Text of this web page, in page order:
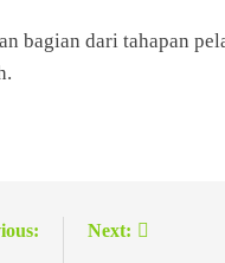
bagian dari tahapan
Next: